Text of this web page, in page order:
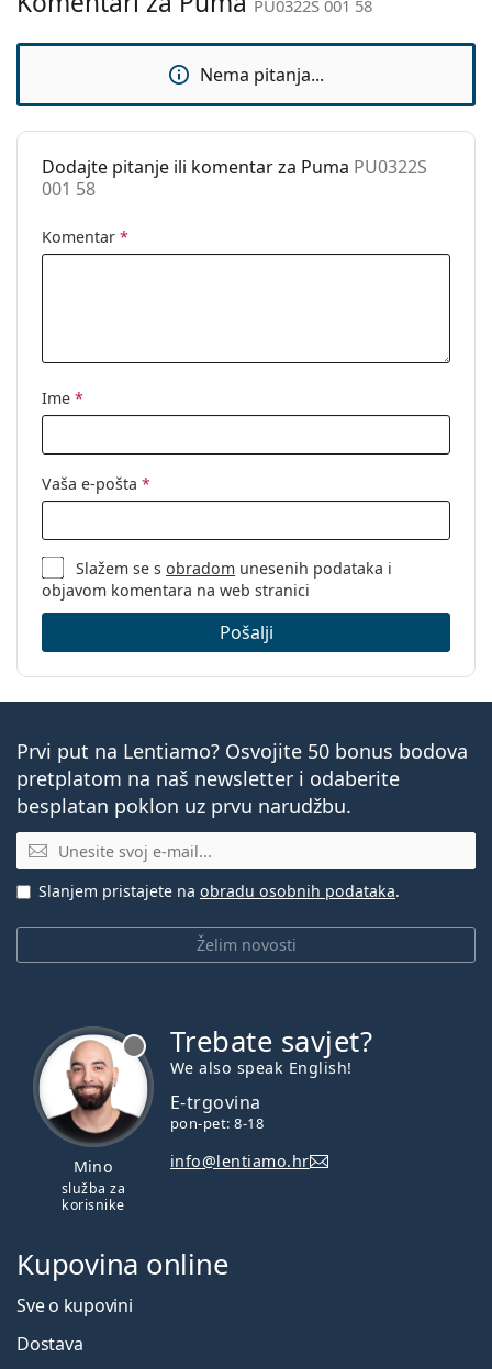
Marka:
Puma
Moda
PU0322S 001 58
Nema pitanja...
Dodajte pitanje ili komentar za Puma PU0322S
001 58
Komentar *
Ime *
Vaša e-pošta *
Slažem se sobradom unesenih podataka i
objavom komentara na web stranici
Pošalji
Prvi put na Lentiamo? Osvojite 50 bonus bodova
pretplatom na naš newsletter i odaberite
besplatan poklon uz prvu narudžbu.
E-mail
Želim novosti
Slanjem pristajete na obradu osobnih podataka.
Mino
služba za
korisnike
Trebate savjet?
We also speak English!
E-trgovina
pon-pet: 8-18
info@lentiamo.hr
Kupovina online
Sve o kupovini
Dostava